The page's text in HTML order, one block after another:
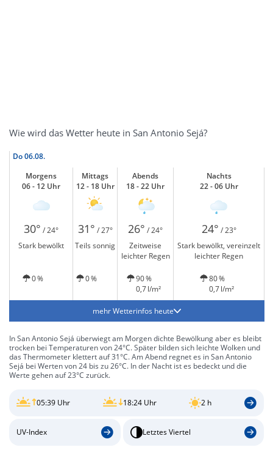
Wie wird das Wetter heute in San Antonio Sejá?
Do06.08.
Morgens
06 - 12 Uhr
Mittags
12 - 18 Uhr
Abends
18 - 22 Uhr
Nachts
22 - 06 Uhr
30° / 24° 31° / 27° 26° / 24° 24° / 23°
Stark bewölkt
Teils sonnig
Zeitweise
leichter Regen
Stark bewölkt, vereinzelt
leichter Regen
0 % 0 %
90 %
0,7 l/m²
80 %
0,7 l/m²
mehr Wetterinfos heute
In San Antonio Sejá überwiegt am Morgen dichte Bewölkung aber es bleibt
trocken bei Temperaturen von 24°C. Später bilden sich leichte Wolken und
das Thermometer klettert auf 31°C. Am Abend regnet es in San Antonio
Sejá bei Werten von 24 bis zu 26°C. In der Nacht ist es bedeckt und die
Werte gehen auf 23°C zurück.
05:39 Uhr 18:24 Uhr 2 h
UV-Index Letztes Viertel